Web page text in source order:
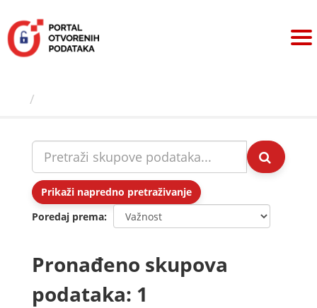
sadržaj
Prikaži napredno pretraživanje
Poredaj prema
Pronađeno skupova
podataka: 1